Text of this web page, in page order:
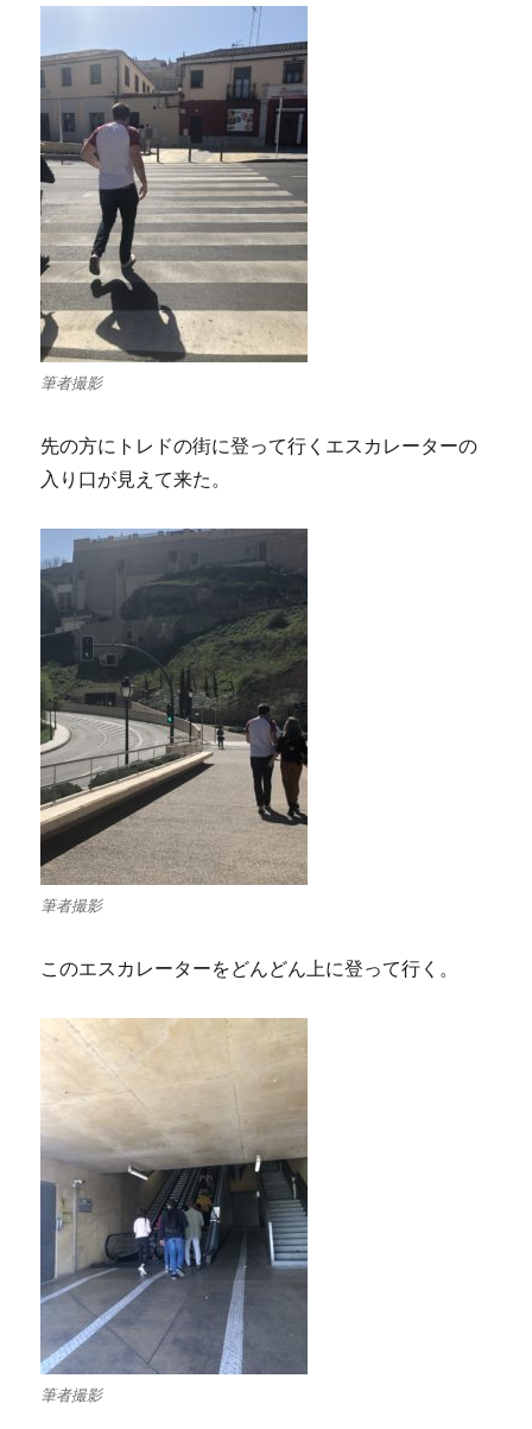
筆者撮影
先の方にトレドの街に登って行くエスカレーターの
入り口が見えて来た。
筆者撮影
このエスカレーターをどんどん上に登って行く。
筆者撮影